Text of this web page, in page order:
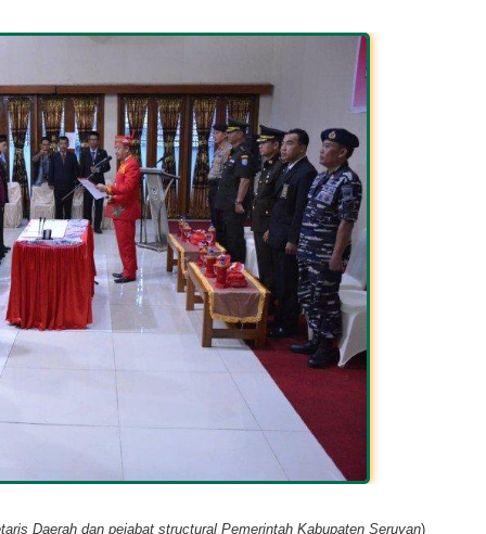
Daerah dan pejabat structural Pemerintah Kabupaten Seruyan)